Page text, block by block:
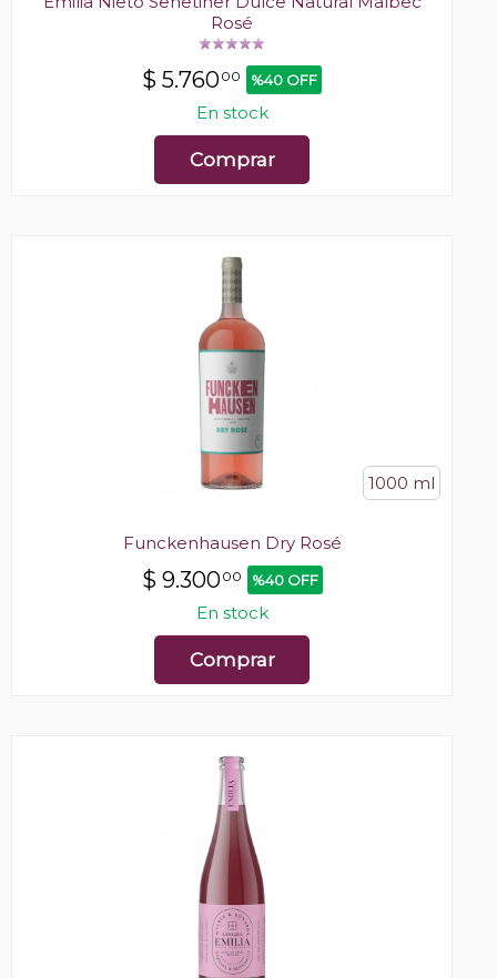
Rosé
$ 5.76000 %40 OFF
En stock
Comprar
1000 ml
Funckenhausen Dry Rosé
$ 9.30000 %40 OFF
En stock
Comprar